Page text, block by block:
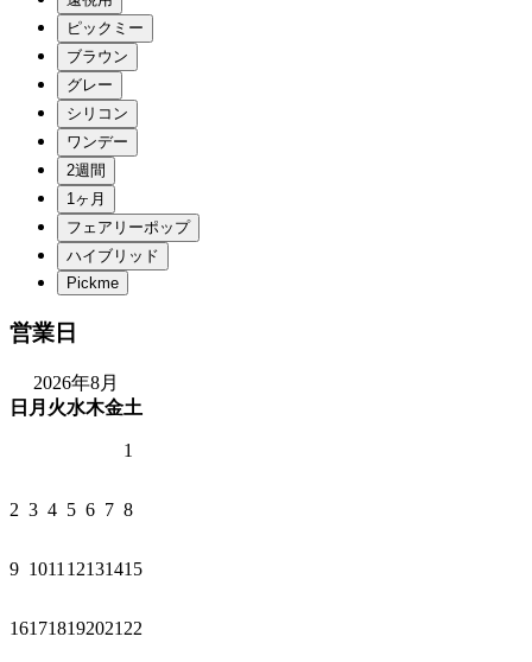
営業日
2026年8月
日 月 火水木金土
1
2 3 4 5 6 7 8
9 1011 12131415
161718192021 22